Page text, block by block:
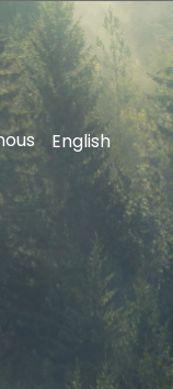
English